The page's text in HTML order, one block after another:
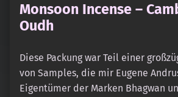
Monsoon Incense –
Oudh
Diese Packung war Teil einer
von Samples, die mir Eugene
Eigentümer der Marken Bhagwan